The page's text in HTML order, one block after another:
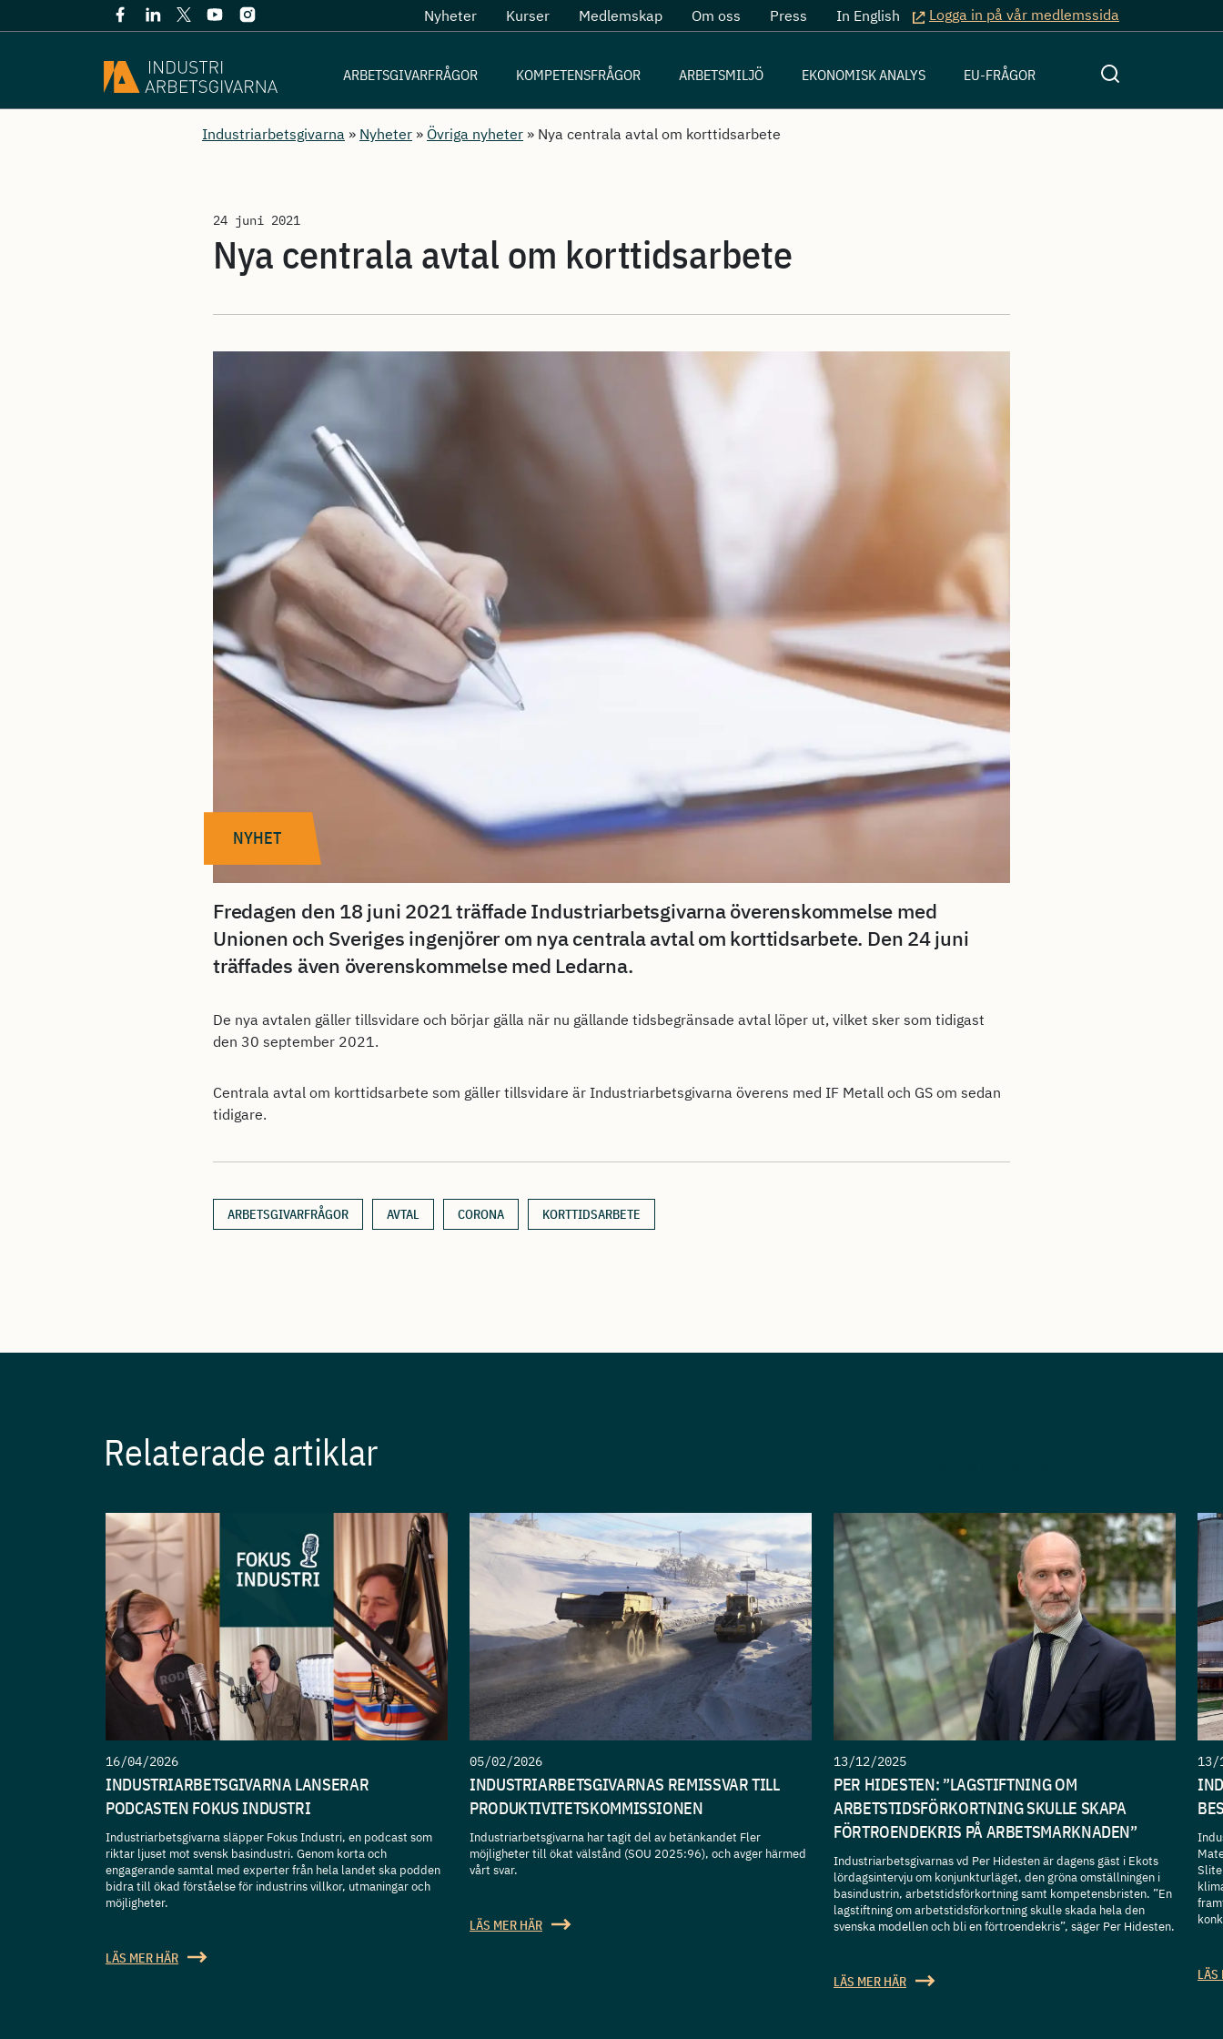
Nyheter Kurser Medlemskap Om oss Press In English Logga in på vår medlemssida
ARBETSGIVARFRÅGOR KOMPETENSFRÅGOR ARBETSMILJÖ EKONOMISK ANALYS EU-FRÅGOR
Industriarbetsgivarna » Nyheter » Övriga nyheter » Nya centrala avtal om korttidsarbete
24 juni 2021
Nya centrala avtal om korttidsarbete
NYHET
Fredagen den 18 juni 2021 träffade Industriarbetsgivarna överenskommelse med
Unionen och Sveriges ingenjörer om nya centrala avtal om korttidsarbete. Den 24 juni
träffades även överenskommelse med Ledarna.
De nya avtalen gäller tillsvidare och börjar gälla när nu gällande tidsbegränsade avtal löper ut, vilket sker som tidigast
den 30 september 2021.
Centrala avtal om korttidsarbete som gäller tillsvidare är Industriarbetsgivarna överens med IF Metall och GS om sedan
tidigare.
ARBETSGIVARFRÅGOR AVTAL CORONA KORTTIDSARBETE
Relaterade artiklar
16/04/2026
INDUSTRIARBETSGIVARNA LANSERAR
PODCASTEN FOKUS INDUSTRI
Industriarbetsgivarna släpper Fokus Industri, en podcast som
riktar ljuset mot svensk basindustri. Genom korta och
engagerande samtal med experter från hela landet ska podden
bidra till ökad förståelse för industrins villkor, utmaningar och
möjligheter.
LÄS MER HÄR
05/02/2026
INDUSTRIARBETSGIVARNAS REMISSVAR TILL
PRODUKTIVITETSKOMMISSIONEN
Industriarbetsgivarna har tagit del av betänkandet Fler
möjligheter till ökat välstånd (SOU 2025:96), och avger härmed
vårt svar.
LÄS MER HÄR
13/12/2025
PER HIDESTEN: ”LAGSTIFTNING OM
ARBETSTIDSFÖRKORTNING SKULLE SKAPA
FÖRTROENDEKRIS PÅ ARBETSMARKNADEN”
Industriarbetsgivarnas vd Per Hidesten är dagens gäst i Ekots
lördagsintervju om konjunkturläget, den gröna omställningen i
basindustrin, arbetstidsförkortning samt kompetensbristen. ”En
lagstiftning om arbetstidsförkortning skulle skada hela den
svenska modellen och bli en förtroendekris”, säger Per Hidesten.
LÄS MER HÄR
13/
LÄS